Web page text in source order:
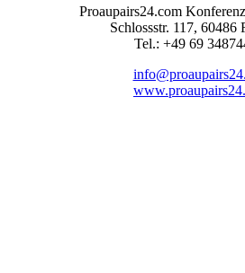
Proaupairs24.com
Schlossstr. 117, 60486
Tel.: +49 69